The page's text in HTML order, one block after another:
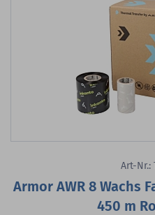
Art-Nr.:
Armor AWR 8 Wachs
450 m